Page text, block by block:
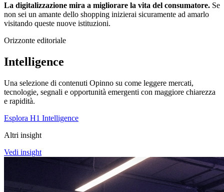
La digitalizzazione mira a migliorare la vita del consumatore. Se
non sei un amante dello shopping inizierai sicuramente ad amarlo
visitando queste nuove istituzioni.
Orizzonte editoriale
Intelligence
Una selezione di contenuti Opinno su come leggere mercati,
tecnologie, segnali e opportunità emergenti con maggiore chiarezza
e rapidità.
Esplora H1 Intelligence
Altri insight
Vedi insight